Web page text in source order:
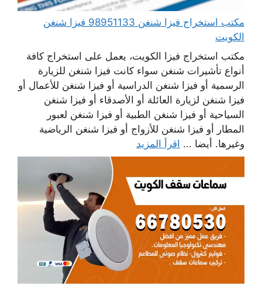
مكتب استخراج فيزا شنغن 98951133 فيزا شنغن
الكويت
مكتب استخراج فيزا الكويت، يعمل على استخراج كافة
أنواع تأشيرات شنغن سواء كانت فيزا شنغن للزيارة
الرسمية أو فيزا شنغن الدراسية أو فيزا شنغن للأعمال أو
فيزا شنغن لزيارة العائلة أو الأصدقاء أو فيزا شنغن
السياحية أو فيزا شنغن الطبية أو فيزا شنغن لعبور
المطار أو فيزا شنغن للأزواج أو فيزا شنغن الرياضية
وغيرها. أيضا ... اقرأ المزيد